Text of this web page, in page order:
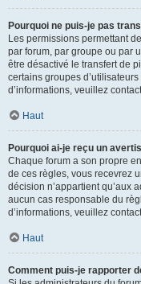
Pourquoi ne puis-je pas
Les permissions permettant
par forum, par groupe ou par
être désactivé le transfert de
certains groupes
d’informations, veuillez
Haut
Pourquoi ai-je reçu un
Chaque forum a son propre
de ces règles, vous recevrez
décision n’appartient qu’aux
aucun cas responsable du
d’informations, veuillez
Haut
Comment puis-je rapporter